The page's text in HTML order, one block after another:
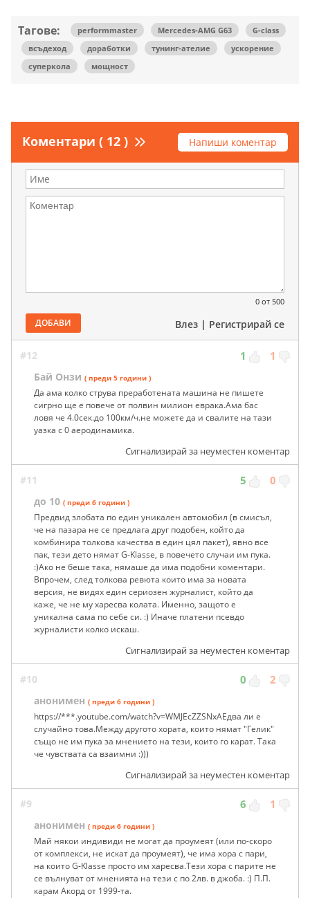
Тагове: performmaster Mercedes-AMG G63
G-class
всъдеход
доработки тунинг-ателие
ускорение
суперкола
мощност
Коментари ( 12 ) Напиши коментар
0 от 500
ДОБАВИ Влез | Регистрирай се
#12 1 1
Бай Онзи ( преди 5 години )
Да ама колко струва преработената машина не пишете
сигрно ще е повече от полвин милион еврака.Ама бас
ловя че 4.0сек.до 100км/ч.не можете да и свалите на тази
уазка с 0 аеродинамика.
Сигнализирай за неуместен коментар
#11 5 0
до 10 ( преди 6 години )
Предвид злобата по един уникален автомобил (в смисъл,
че на пазара не се предлага друг подобен, който да
комбинира толкова качества в един цял пакет), явно все
пак, тези дето нямат G-Klasse, в повечето случаи им пука.
:)Ако не беше така, нямаше да има подобни коментари.
Впрочем, след толкова ревюта които има за новата
версия, не видях един сериозен журналист, който да
каже, че не му харесва колата. Именно, защото е
уникална сама по себе си. :) Иначе платени псевдо
журналисти колко искаш.
Сигнализирай за неуместен коментар
#10 0 2
анонимен ( преди 6 години )
https://***.youtube.com/watch?v=WMJEcZZSNxAЕдва ли е
случайно това.Между другото хората, които нямат "Гелик"
също не им пука за мнението на тези, които го карат. Така
че чувствата са взаимни :)))
Сигнализирай за неуместен коментар
#9 6 1
анонимен ( преди 6 години )
Май някои индивиди не могат да проумеят (или по-скоро
от комплекси, не искат да проумеят), че има хора с пари,
на които G-Klasse просто им харесва.Тези хора с парите не
се вълнуват от мненията на тези с по 2лв. в джоба. :) П.П.
карам Акорд от 1999-та.